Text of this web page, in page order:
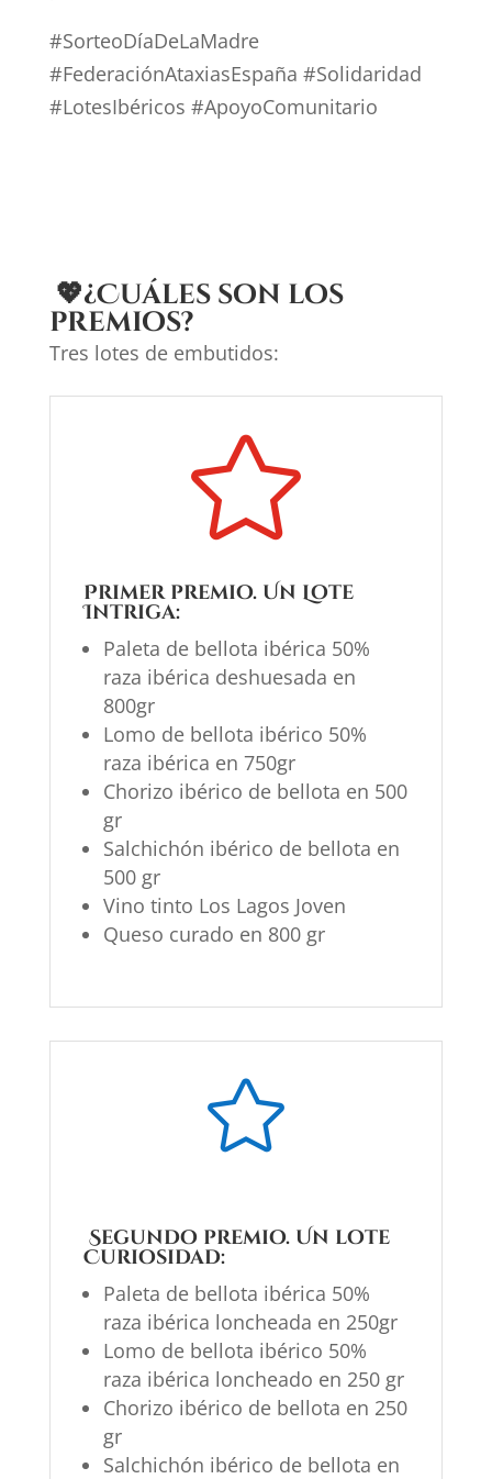
#SorteoDíaDeLaMadre
#FederaciónAtaxiasEspaña #Solidaridad
#LotesIbéricos #ApoyoComunitario
💖¿Cuáles son los
premios?
Tres lotes de embutidos:

Primer premio. Un Lote
Intriga:
Paleta de bellota ibérica 50%
raza ibérica deshuesada en
800gr
Lomo de bellota ibérico 50%
raza ibérica en 750gr
Chorizo ibérico de bellota en 500
gr
Salchichón ibérico de bellota en
500 gr
Vino tinto Los Lagos Joven
Queso curado en 800 gr

Segundo premio. Un lote
Curiosidad:
Paleta de bellota ibérica 50%
raza ibérica loncheada en 250gr
Lomo de bellota ibérico 50%
raza ibérica loncheado en 250 gr
Chorizo ibérico de bellota en 250
gr
Salchichón ibérico de bellota en